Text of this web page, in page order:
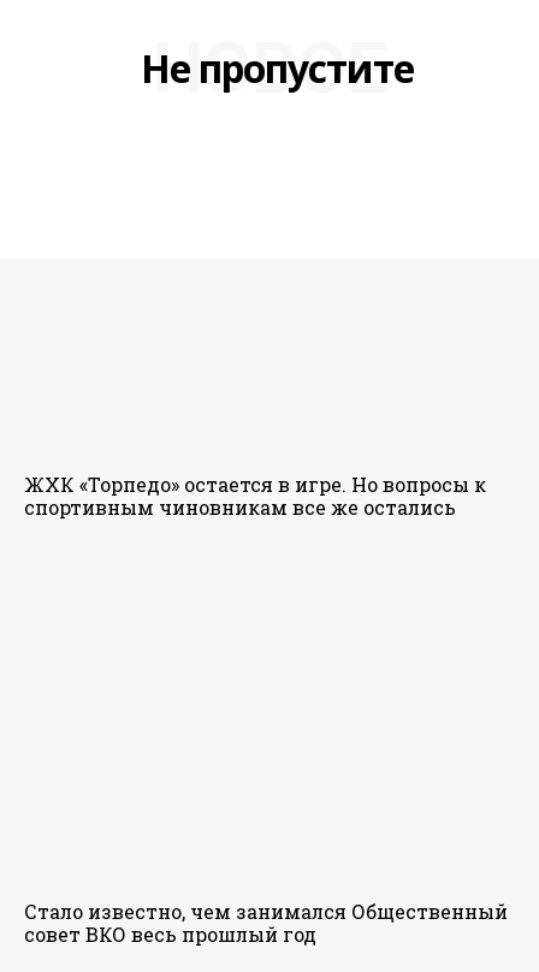
Не пропустите
НОВОЕ
ЖХК «Торпедо» остается в игре. Но вопросы к
спортивным чиновникам все же остались
Стало известно, чем занимался Общественный
совет ВКО весь прошлый год